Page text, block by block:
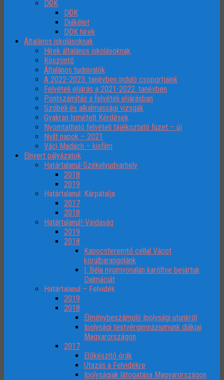
DÖK
DÖK
Diákélet
DÖK hírek
Általános iskolásoknak
Hírek általános iskolásoknak
Köszöntő
Általános tudnivalók
A 2022-2023. tanévben induló csoportjaink
Felvételi eljárás a 2021-2022. tanévben
Pontszámítás a felvételi eljárásban
Szóbeli és alkalmassági vizsgák
Gyakran Ismételt Kérdések
Nyomtatható felvételi tájékoztató füzet – új
Nyílt napok – 2021
Váci Madách – kisfilm
Elnyert pályázatok
Határtalanul-Székelyudvarhely
2018
2019
Határtalanul: Kárpátalja
2017
2018
Határtalanul!-Vajdaság
2019
2018
Kapocsteremtő céllal Vácot
körülbarangolánk
I. Béla nyomvonalán karöltve bejártuk
Dalmáciát
Határtalanul – Felvidék
2019
2018
Élménybeszámoló Ipolysági utunkról
Ipolysági testvérgimnáziumunk diákjai
Magyarországon
2017
Előkészítő órák
Utazás a Felvidékre
Ipolyságiak látogatása Magyarországon